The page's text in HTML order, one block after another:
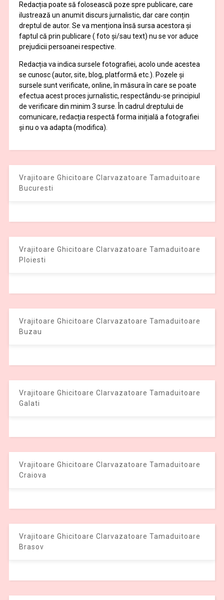
Redacția poate să folosească poze spre publicare, care
ilustrează un anumit discurs jurnalistic, dar care conțin
dreptul de autor. Se va menționa însă sursa acestora și
faptul că prin publicare ( foto și/sau text) nu se vor aduce
prejudicii persoanei respective.
Redacția va indica sursele fotografiei, acolo unde acestea
se cunosc (autor, site, blog, platformă etc.). Pozele și
sursele sunt verificate, online, în măsura în care se poate
efectua acest proces jurnalistic, respectându-se principiul
de verificare din minim 3 surse. În cadrul dreptului de
comunicare, redacția respectă forma inițială a fotografiei
și nu o va adapta (modifica).
Vrajitoare Ghicitoare Clarvazatoare Tamaduitoare
Bucuresti
Vrajitoare Ghicitoare Clarvazatoare Tamaduitoare
Ploiesti
Vrajitoare Ghicitoare Clarvazatoare Tamaduitoare
Buzau
Vrajitoare Ghicitoare Clarvazatoare Tamaduitoare
Galati
Vrajitoare Ghicitoare Clarvazatoare Tamaduitoare
Craiova
Vrajitoare Ghicitoare Clarvazatoare Tamaduitoare
Brasov